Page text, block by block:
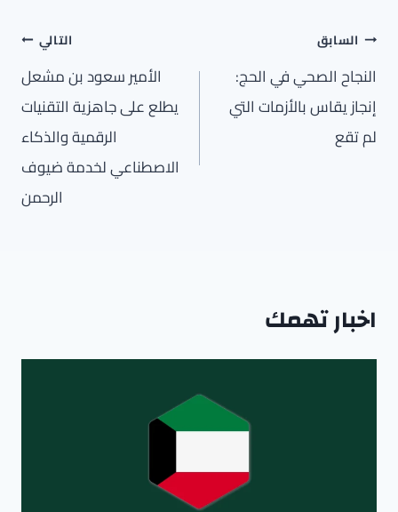
تصفّح
المقالات
السابق
النجاح الصحي في الحج:
إنجاز يقاس بالأزمات التي
لم تقع
التالي
الأمير سعود بن مشعل
يطلع على جاهزية التقنيات
الرقمية والذكاء
الاصطناعي لخدمة ضيوف
الرحمن
اخبار تهمك